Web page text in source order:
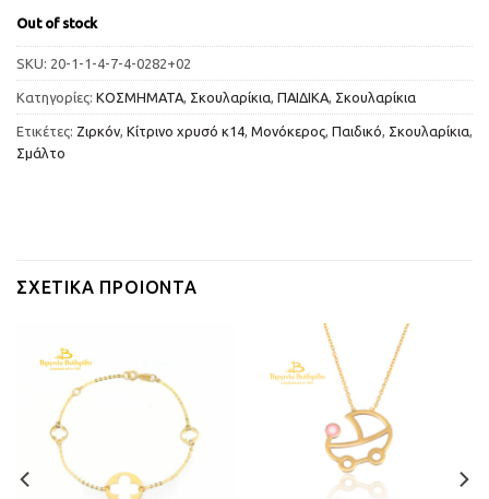
Out of stock
SKU: 20-1-1-4-7-4-0282+02
Κατηγορίες: ΚΟΣΜΗΜΑΤΑ Σκουλαρίκια ΠΑΙΔΙΚΑ Σκουλαρίκια
Ετικέτες: Ζιρκόν Κίτρινο χρυσό κ14 Μονόκερος Παιδικό Σκουλαρίκια
Σμάλτο
ΣΧΕΤΙΚΆ ΠΡΟΙΌΝΤΑ